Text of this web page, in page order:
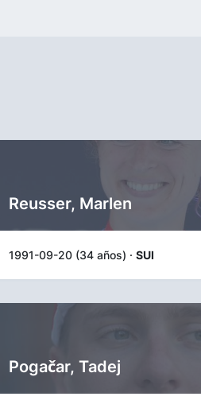
Reusser, Marlen
1991-09-20 (34 años) · SUI
Pogačar, Tadej